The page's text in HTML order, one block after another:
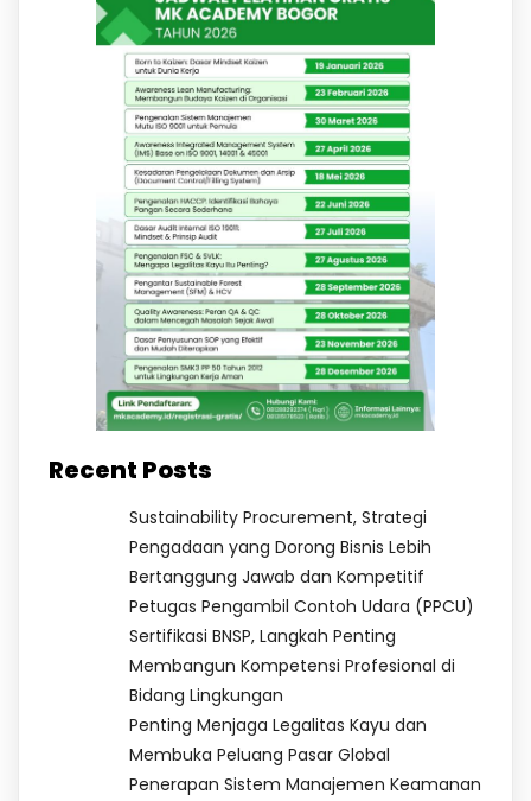
Recent Posts
Sustainability Procurement, Strategi
Pengadaan yang Dorong Bisnis Lebih
Bertanggung Jawab dan Kompetitif
Petugas Pengambil Contoh Udara (PPCU)
Sertifikasi BNSP, Langkah Penting
Membangun Kompetensi Profesional di
Bidang Lingkungan
Penting Menjaga Legalitas Kayu dan
Membuka Peluang Pasar Global
Penerapan Sistem Manajemen Keamanan